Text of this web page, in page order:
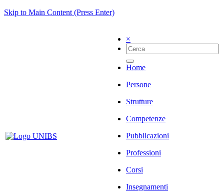
Skip to Main Content (Press Enter)
×
Home
Persone
Strutture
Competenze
Pubblicazioni
Professioni
Corsi
Insegnamenti